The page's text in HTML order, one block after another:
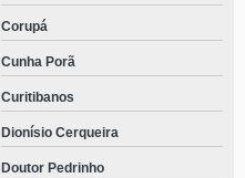
Corupá
Cunha Porã
Curitibanos
Dionísio Cerqueira
Doutor Pedrinho